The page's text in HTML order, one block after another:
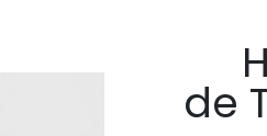
de